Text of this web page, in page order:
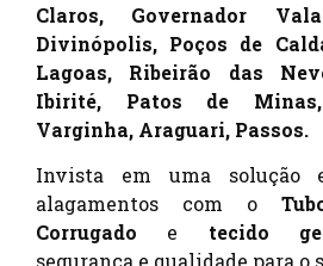
Claros, Governador
Divinópolis, Poços de
Lagoas, Ribeirão das
Ibirité, Patos de
Varginha, Araguari, Passos.
Invista em uma solução
alagamentos com o
Corrugado e tecido
segurança e qualidade para o